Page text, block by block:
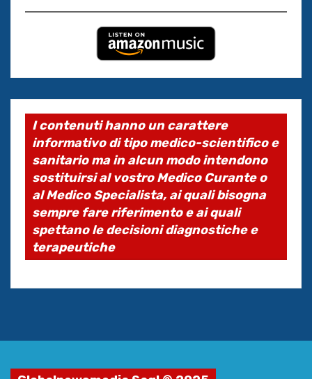
I contenuti hanno un carattere
informativo di tipo medico-scientifico e
sanitario ma in alcun modo intendono
sostituirsi al vostro Medico Curante o
al Medico Specialista, ai quali bisogna
sempre fare riferimento e ai quali
spettano le decisioni diagnostiche e
terapeutiche